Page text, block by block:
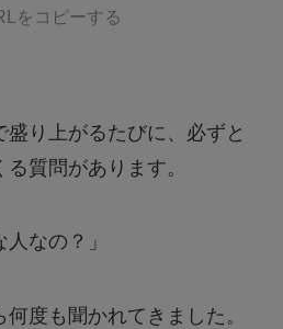
をコピーする
り上がるたびに、必ずと
質問があります。
なの？」
度も聞かれてきました。